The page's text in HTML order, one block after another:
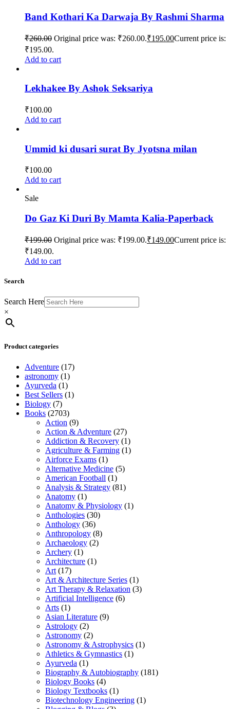
Band Kothari Ka Darwaja By Rashmi Sharma
₹260.00 Original price was: ₹260.00.₹195.00Current price is:
₹195.00.
Add to cart
Lekhakee By Ashok Seksariya
₹100.00
Add to cart
Ummid ki dusari surat By Jyotsna milan
₹100.00
Add to cart
Sale
Do Gaz Ki Duri By Mamta Kalia-Paperback
₹199.00 Original price was: ₹199.00.₹149.00Current price is:
₹149.00.
Add to cart
Search
Search Here
×
Product categories
Adventure (17)
astronomy (1)
Ayurveda (1)
Best Sellers (1)
Biology (7)
Books (2703)
Action (9)
Action & Adventure (27)
Addiction & Recovery (1)
Agriculture & Farming (1)
Airforce Exams (1)
Alternative Medicine (5)
American Football (1)
Analysis & Strategy (81)
Anatomy (1)
Anatomy & Physiology (1)
Anthologies (30)
Anthology (36)
Anthropology (8)
Archaeology (2)
Archery (1)
Architecture (1)
Art (17)
Art & Architecture Series (1)
Art Therapy & Relaxation (3)
Artificial Intelligence (6)
Arts (1)
Asian Literature (9)
Astrology (2)
Astronomy (2)
Astronomy & Astrophysics (1)
Athletics & Gymnastics (1)
Ayurveda (1)
Biography & Autobiography (181)
Biology Books (4)
Biology Textbooks (1)
Biotechnology Engineering (1)